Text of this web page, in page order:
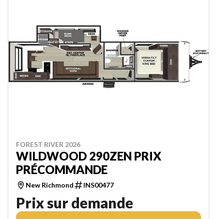
FOREST RIVER 2026
WILDWOOD 290ZEN PRIX
PRÉCOMMANDE
New Richmond INS00477
Prix sur demande